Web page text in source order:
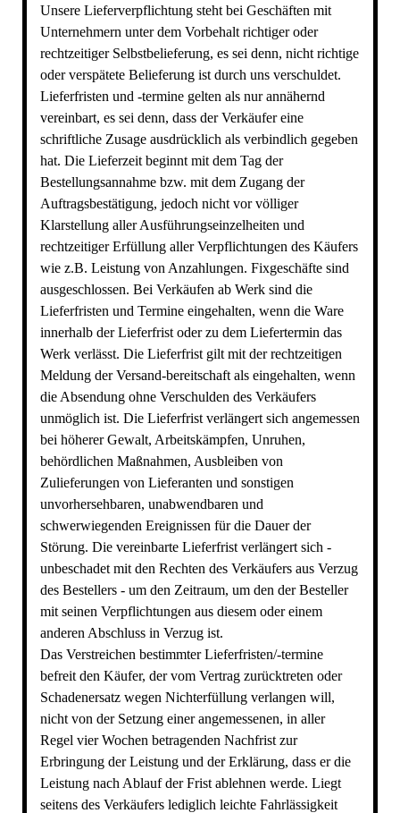
Unsere Lieferverpflichtung steht bei Geschäften mit
Unternehmern unter dem Vorbehalt richtiger oder
rechtzeitiger Selbstbelieferung, es sei denn, nicht richtige
oder verspätete Belieferung ist durch uns verschuldet.
Lieferfristen und -termine gelten als nur annähernd
vereinbart, es sei denn, dass der Verkäufer eine
schriftliche Zusage ausdrücklich als verbindlich gegeben
hat. Die Lieferzeit beginnt mit dem Tag der
Bestellungsannahme bzw. mit dem Zugang der
Auftragsbestätigung, jedoch nicht vor völliger
Klarstellung aller Ausführungseinzelheiten und
rechtzeitiger Erfüllung aller Verpflichtungen des Käufers
wie z.B. Leistung von Anzahlungen. Fixgeschäfte sind
ausgeschlossen. Bei Verkäufen ab Werk sind die
Lieferfristen und Termine eingehalten, wenn die Ware
innerhalb der Lieferfrist oder zu dem Liefertermin das
Werk verlässt. Die Lieferfrist gilt mit der rechtzeitigen
Meldung der Versand-bereitschaft als eingehalten, wenn
die Absendung ohne Verschulden des Verkäufers
unmöglich ist. Die Lieferfrist verlängert sich angemessen
bei höherer Gewalt, Arbeitskämpfen, Unruhen,
behördlichen Maßnahmen, Ausbleiben von
Zulieferungen von Lieferanten und sonstigen
unvorhersehbaren, unabwendbaren und
schwerwiegenden Ereignissen für die Dauer der
Störung. Die vereinbarte Lieferfrist verlängert sich -
unbeschadet mit den Rechten des Verkäufers aus Verzug
des Bestellers - um den Zeitraum, um den der Besteller
mit seinen Verpflichtungen aus diesem oder einem
anderen Abschluss in Verzug ist.
Das Verstreichen bestimmter Lieferfristen/-termine
befreit den Käufer, der vom Vertrag zurücktreten oder
Schadenersatz wegen Nichterfüllung verlangen will,
nicht von der Setzung einer angemessenen, in aller
Regel vier Wochen betragenden Nachfrist zur
Erbringung der Leistung und der Erklärung, dass er die
Leistung nach Ablauf der Frist ablehnen werde. Liegt
seitens des Verkäufers lediglich leichte Fahrlässigkeit